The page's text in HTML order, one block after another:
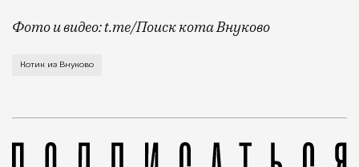
Фото и видео: t.me/Поиск кота Внуково
Кот по кличке Котик пропал вечером 4 июля в
Котик из Внуково